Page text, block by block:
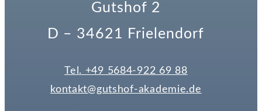
Gutshof 2
D – 34621 Frielendorf
Tel. +49 5684-922 69 88
kontakt@gutshof-akademie.de